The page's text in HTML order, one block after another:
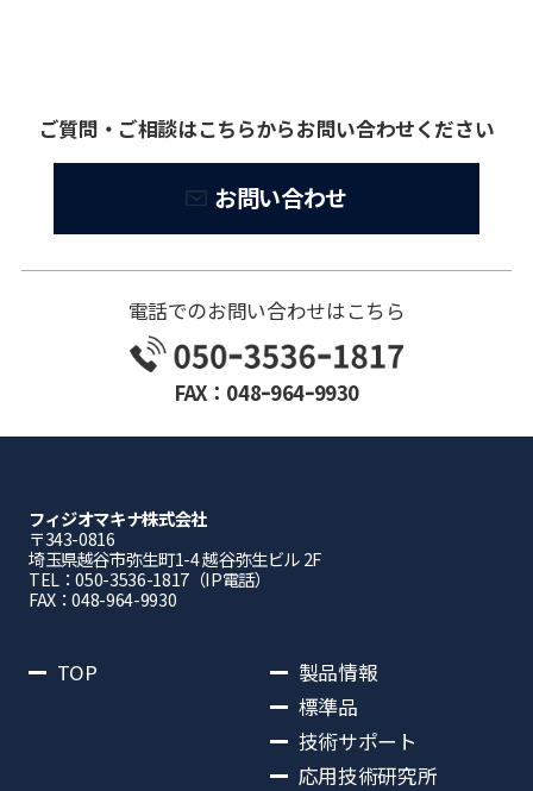
ご質問・ご相談はこちらからお問い合わせください
お問い合わせ
電話でのお問い合わせはこちら
FAX：048ｰ964ｰ9930
フィジオマキナ株式会社
〒343-0816
埼⽟県越⾕市弥⽣町1-4 越⾕弥⽣ビル 2F
TEL：050-3536-1817（IP電話）
FAX：048-964-9930
TOP
製品情報
標準品
技術サポート
応用技術研究所